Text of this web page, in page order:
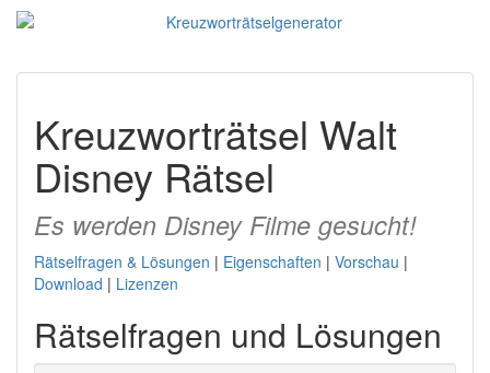
Kreuzworträtsel Walt
Disney Rätsel
Es werden Disney Filme gesucht!
Rätselfragen & Lösungen | Eigenschaften | Vorschau |
Download | Lizenzen
Rätselfragen und Lösungen